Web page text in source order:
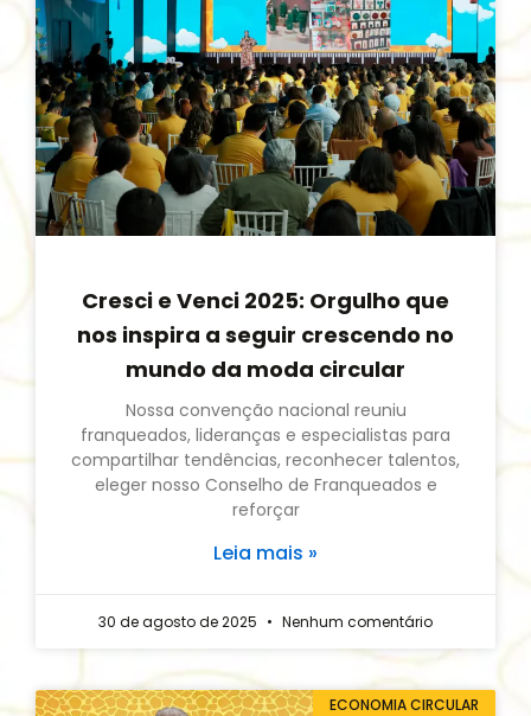
Cresci e Venci 2025: Orgulho que
nos inspira a seguir crescendo no
mundo da moda circular
Nossa convenção nacional reuniu
franqueados, lideranças e especialistas para
compartilhar tendências, reconhecer talentos,
eleger nosso Conselho de Franqueados e
reforçar
Leia mais »
30 de agosto de 2025 Nenhum comentário
ECONOMIA CIRCULAR